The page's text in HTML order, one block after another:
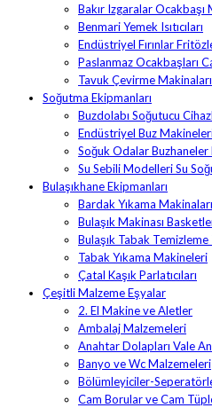
Bakır Izgaralar Ocakbaşı
Benmari Yemek Isıtıcıları
Endüstriyel Fırınlar
Paslanmaz Ocakbaşları
Tavuk Çevirme Makinaları
Soğutma Ekipmanları
Buzdolabı Soğutucu
Endüstriyel Buz
Soğuk Odalar Buzhaneler
Su Sebili Modelleri Su
Bulaşıkhane Ekipmanları
Bardak Yıkama Makinaları
Bulaşık Makinası
Bulaşık Tabak Temizleme
Tabak Yıkama Makineleri
Çatal Kaşık Parlatıcıları
Çeşitli Malzeme Eşyalar
2. El Makine ve Aletler
Ambalaj Malzemeleri
Anahtar Dolapları Vale
Banyo ve Wc Malzemeleri
Bölümleyiciler-
Cam Borular ve Cam